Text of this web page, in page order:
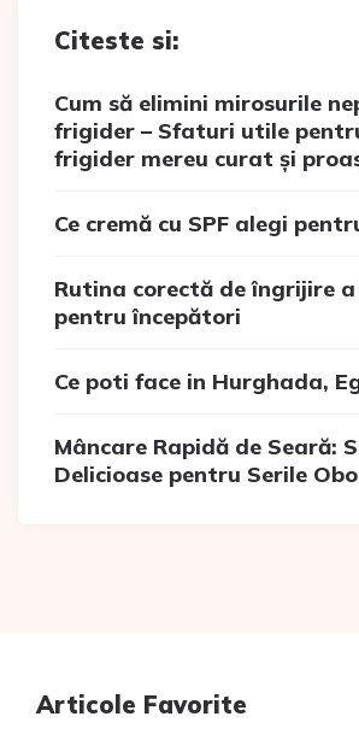
Citeste si:
Cum să elimini mirosurile
frigider – Sfaturi utile
frigider mereu curat și
Ce cremă cu SPF alegi
Rutina corectă de îngrijire
pentru începători
Ce poti face in Hurghada,
Mâncare Rapidă de Seară:
Delicioase pentru Serile
Articole Favorite